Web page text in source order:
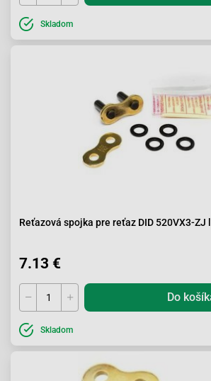
Skladom
Reťazová spojka pre reťaz DID 520VX3-ZJ
7.13 €
Do
Skladom